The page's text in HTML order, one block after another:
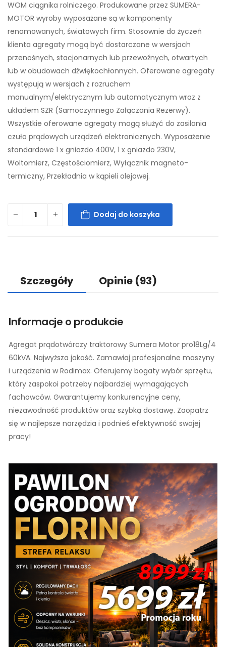
WOM ciągnika rolniczego. Produkowane przez SUMERA-
MOTOR wyroby wyposażane są w komponenty
renomowanych, światowych firm. Stosownie do życzeń
klienta agregaty mogą być dostarczane w wersjach
przenośnych, stacjonarnych lub przewoźnych, otwartych
lub w obudowach dźwiękochłonnych. Oferowane agregaty
występują w wersjach z rozruchem
manualnym/elektrycznym lub automatycznym wraz z
układem SZR (Samoczynnego Załączania Rezerwy).
Wszystkie oferowane agregaty mogą służyć do zasilania
czuło prądowych urządzeń elektronicznych. Wyposażenie
standardowe 1 x gniazdo 400V, 1 x gniazdo 230V,
Woltomierz, Częstościomierz, Wyłącznik magneto-
termiczny, Przekładnia w kąpieli olejowej.
Dodaj do koszyka
Szczegóły Opinie (93)
Informacje o produkcie
Agregat prądotwórczy traktorowy Sumera Motor pro18Lg/4
60kVA. Najwyższa jakość. Zamawiaj profesjonalne maszyny
i urządzenia w Rodimax. Oferujemy bogaty wybór sprzętu,
który zaspokoi potrzeby najbardziej wymagających
fachowców. Gwarantujemy konkurencyjne ceny,
niezawodność produktów oraz szybką dostawę. Zaopatrz
się w najlepsze narzędzia i podnieś efektywność swojej
pracy!